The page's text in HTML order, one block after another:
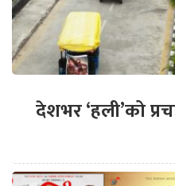
देशभर ‘हली’को